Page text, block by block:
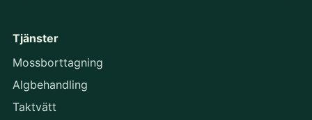
Tjänster
Mossborttagning
Algbehandling
Taktvätt